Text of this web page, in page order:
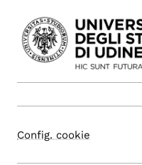
Config. cookie